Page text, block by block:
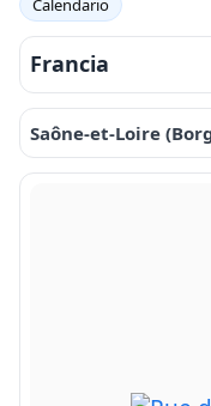
Calendario
Francia
Saône-et-Loire